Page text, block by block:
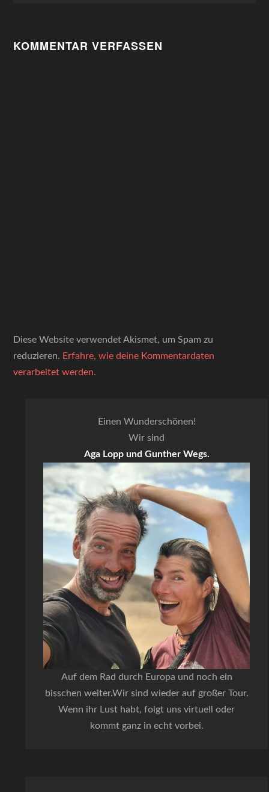
KOMMENTAR VERFASSEN
Diese Website verwendet Akismet, um Spam zu
reduzieren. Erfahre, wie deine Kommentardaten
verarbeitet werden.
Einen Wunderschönen!
Wir sind
Aga Lopp und Gunther Wegs.
Auf dem Rad durch Europa und noch ein
bisschen weiter.Wir sind wieder auf großer Tour.
Wenn ihr Lust habt, folgt uns virtuell oder
kommt ganz in echt vorbei.